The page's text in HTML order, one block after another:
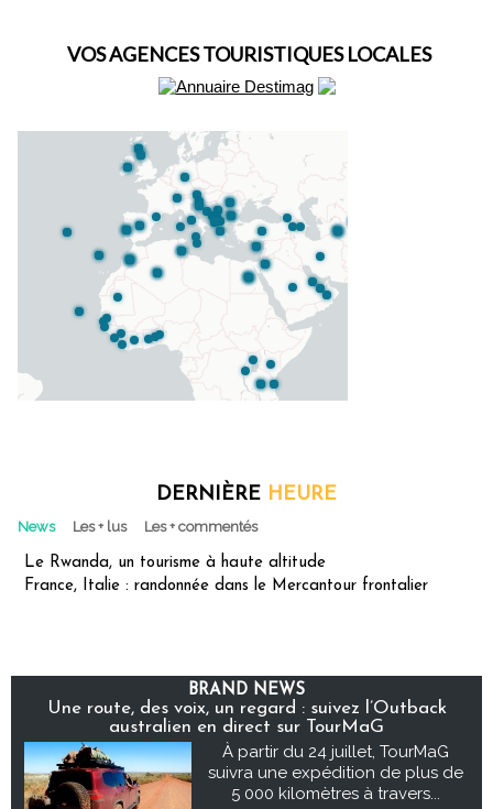
VOS AGENCES TOURISTIQUES LOCALES
DERNIÈRE HEURE
News Les + lus Les + commentés
Le Rwanda, un tourisme à haute altitude
France, Italie : randonnée dans le Mercantour frontalier
BRAND NEWS
Une route, des voix, un regard : suivez l’Outback
australien en direct sur TourMaG
À partir du 24 juillet, TourMaG
suivra une expédition de plus de
5 000 kilomètres à travers...